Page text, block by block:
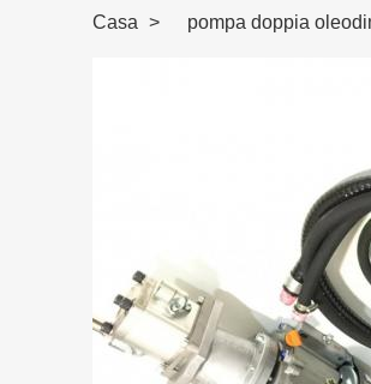
Casa > pompa doppia